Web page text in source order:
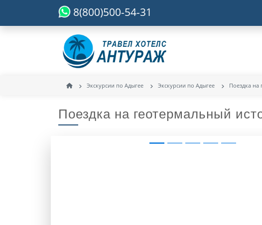
8(800)500-54-31
Экскурсии по Адыгее Экскурсии по Адыгее Поездка на
Поездка на геотермальный